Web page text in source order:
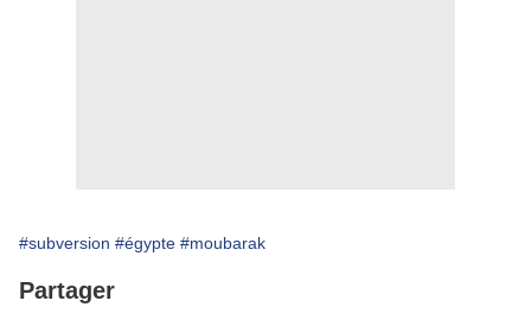
#subversion #égypte #moubarak
Partager